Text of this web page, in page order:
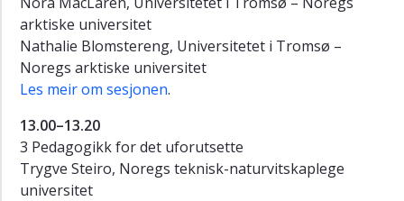
delta
Tidlegare
konferansar
arktiske universitet
Nathalie Blomstereng, Universitetet i Tromsø –
Noregs arktiske universitet
Les meir om sesjonen.
13.00–13.20
3 Pedagogikk for det uforutsette
Trygve Steiro, Noregs teknisk-naturvitskaplege
universitet